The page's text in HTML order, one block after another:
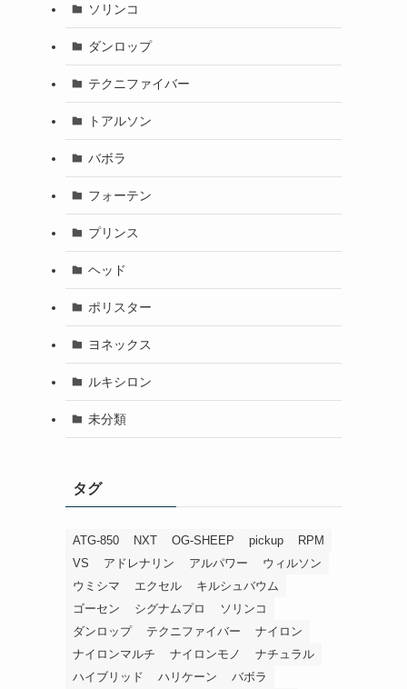
ソリンコ
ダンロップ
テクニファイバー
トアルソン
バボラ
フォーテン
プリンス
ヘッド
ポリスター
ヨネックス
ルキシロン
未分類
タグ
ATG-850 NXT OG-SHEEP pickup
RPM
VS
アドレナリン アルパワー
ウィルソン
ウミシマ
エクセル
キルシュバウム
ゴーセン
シグナムプロ
ソリンコ
ダンロップ
テクニファイバー
ナイロン
ナイロンマルチ
ナイロンモノ
ナチュラル
ハイブリッド
ハリケーン バボラ